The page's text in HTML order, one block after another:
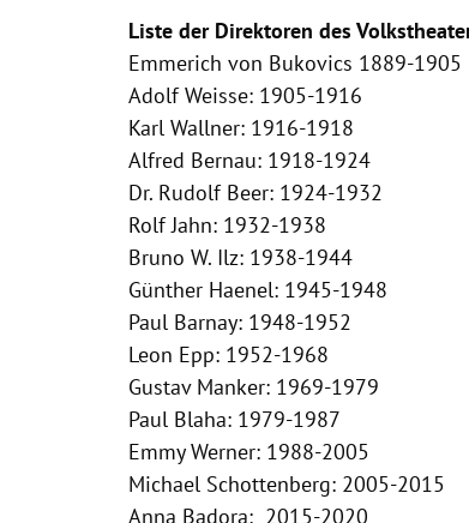
Liste der Direktoren des
Emmerich von Bukovics 1889-1905
Adolf Weisse: 1905-1916
Karl Wallner: 1916-1918
Alfred Bernau: 1918-1924
Dr. Rudolf Beer: 1924-1932
Rolf Jahn: 1932-1938
Bruno W. Ilz: 1938-1944
Günther Haenel: 1945-1948
Paul Barnay: 1948-1952
Leon Epp: 1952-1968
Gustav Manker: 1969-1979
Paul Blaha: 1979-1987
Emmy Werner: 1988-2005
Michael Schottenberg: 2005-2015
Anna Badora: 2015-2020